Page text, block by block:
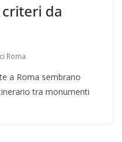
da
Roma
a Roma sembrano
tra monumenti